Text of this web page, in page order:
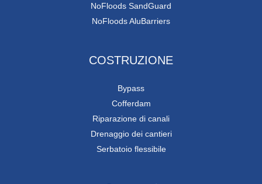
NoFloods SandGuard
NoFloods AluBarriers
COSTRUZIONE
Bypass
Cofferdam
Riparazione di canali
Drenaggio dei cantieri
Serbatoio flessibile